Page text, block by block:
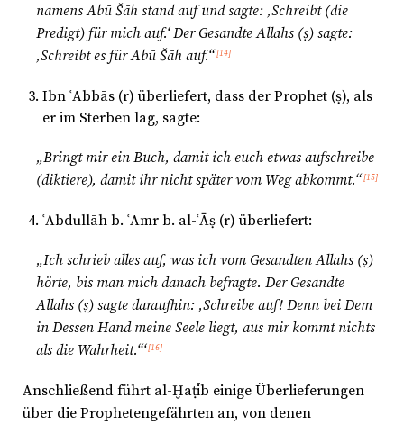
namens Abū Šāh stand auf und sagte: ‚Schreibt (die
Predigt) für mich auf.‘ Der Gesandte Allahs (ṣ) sagte:
‚Schreibt es für Abū Šāh auf.“[14]
Ibn ʿAbbās (r) überliefert, dass der Prophet (ṣ), als
er im Sterben lag, sagte:
„Bringt mir ein Buch, damit ich euch etwas aufschreibe
(diktiere), damit ihr nicht später vom Weg abkommt.“[15]
ʿAbdullāh b. ʿAmr b. al-ʿĀṣ (r) überliefert:
„Ich schrieb alles auf, was ich vom Gesandten Allahs (ṣ)
hörte, bis man mich danach befragte. Der Gesandte
Allahs (ṣ) sagte daraufhin: ‚Schreibe auf! Denn bei Dem
in Dessen Hand meine Seele liegt, aus mir kommt nichts
als die Wahrheit.“‘[16]
Anschließend führt al-Ḫaṭīb einige Überlieferungen
über die Prophetengefährten an, von denen